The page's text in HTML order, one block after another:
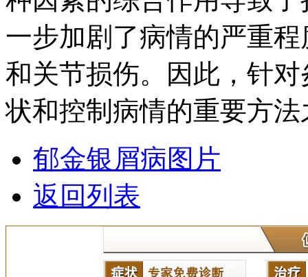
一步加剧了病情的严重
和关节损伤。因此，针
状和控制病情的重要方法
郁金银屑病图片
返回列表